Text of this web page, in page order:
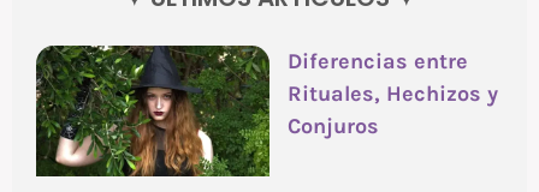
Diferencias entre
Rituales, Hechizos y
Conjuros